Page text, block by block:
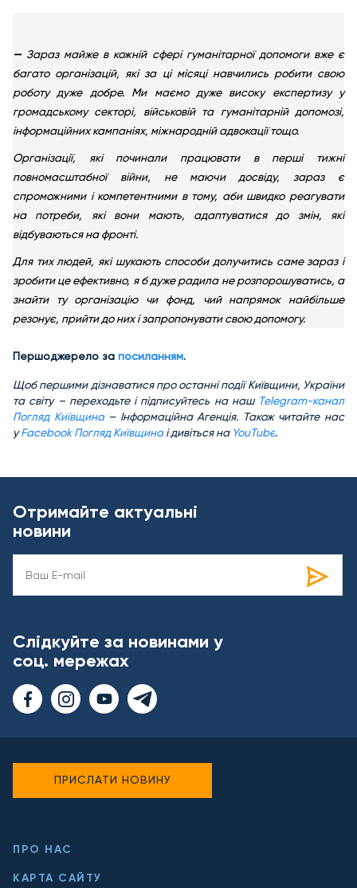
—Зараз майже в кожній сфері гуманітарної допомоги вже є
багато організацій, які за ці місяці навчились робити свою
роботу дуже добре. Ми маємо дуже високу експертизу у
громадському секторі, військовій та гуманітарній допомозі,
інформаційних кампаніях, міжнародній адвокації тощо.
Організації, які починали працювати в перші тижні
повномасштабної війни, не маючи досвіду, зараз є
спроможними і компетентними в тому, аби швидко реагувати
на потреби, які вони мають, адаптуватися до змін, які
відбуваються на фронті.
Для тих людей, які шукають способи долучитись саме зараз і
зробити це ефективно, я б дуже радила не розпорошуватись, а
знайти ту організацію чи фонд, чий напрямок найбільше
резонує, прийти до них і запропонувати свою допомогу.
Першоджерело за посиланням.
Щоб першими дізнаватися про останні події Київщини, України
та світу – переходьте і підписуйтесь на наш Telegram-канал
Погляд Київщина– Інформаційна Агенція. Також читайте нас
уFacebook Погляд Київщина і дивіться на YouTube.
Отримайте актуальні
новини
Слідкуйте за новинами у
соц. мережах
ПРО НАС
КАРТА САЙТУ
ПРИСЛАТИ НОВИНУ